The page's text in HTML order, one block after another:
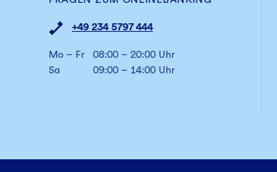
+49 234 5797 444
Mo – Fr
08:00 – 20:00 Uhr
Sa
09:00 – 14:00 Uhr